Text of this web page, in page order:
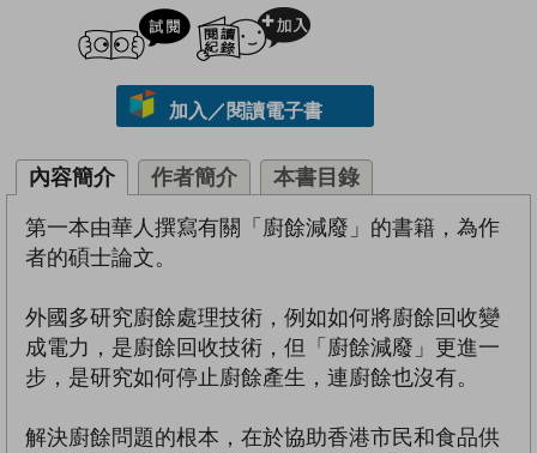
試閲
加入／閱讀電子書
內容簡介 作者簡介 本書目錄
第一本由華人撰寫有關「廚餘減廢」的書籍，為作
者的碩士論文。
外國多研究廚餘處理技術，例如如何將廚餘回收變
成電力，是廚餘回收技術，但「廚餘減廢」更進一
步，是研究如何停止廚餘產生，連廚餘也沒有。
解決廚餘問題的根本，在於協助香港市民和食品供